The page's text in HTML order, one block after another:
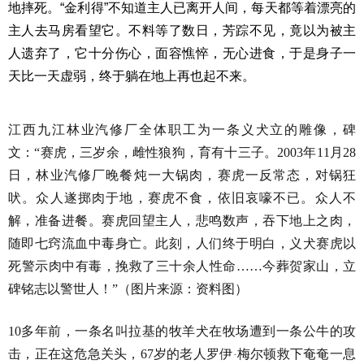
地摔死。“金利得”不知道主人已离开人间，每天都等着漂亮的
主人去马房看望它。不料等了数日，芳踪不见，竟以为被主
人遗弃了，它十分伤心，面容憔悴，无心进食，于是身子一
天比一天虚弱，终于躺在地上再也起不来。
江西九江林业汽修厂全体职工为一条义犬立的雕像，碑
文：“赛虎，三岁余，雌性狼狗，育有十三子。2003年11月28
日，林业汽修厂晚餐炖一大锅肉，赛虎一反常态，对锅狂
吠。众人遂掷肉于地，赛虎不食，依旧哀嚎不已。众人不
解，准备进餐。赛虎回望主人，悲鸣数声，吞下地上之肉，
随即七窍流血中毒身亡。此刻，人们终于明白，义犬赛虎以
死警示肉中有毒，挽救了三十余人性命……今葬贺家山，立
碑铭志以警世人！”（图片来源：资料图）
10多年前，一条名叫拉基的牧羊犬在牧场遭到一条公牛的攻
击，正在这危急关头，67岁的老人罗伊·梅尔顿救下奄奄一息